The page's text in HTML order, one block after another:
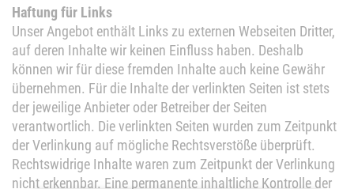
Haftung für Links
Unser Angebot enthält Links zu externen Webseiten Dritter,
auf deren Inhalte wir keinen Einfluss haben. Deshalb
können wir für diese fremden Inhalte auch keine Gewähr
übernehmen. Für die Inhalte der verlinkten Seiten ist stets
der jeweilige Anbieter oder Betreiber der Seiten
verantwortlich. Die verlinkten Seiten wurden zum Zeitpunkt
der Verlinkung auf mögliche Rechtsverstöße überprüft.
Rechtswidrige Inhalte waren zum Zeitpunkt der Verlinkung
nicht erkennbar. Eine permanente inhaltliche Kontrolle der